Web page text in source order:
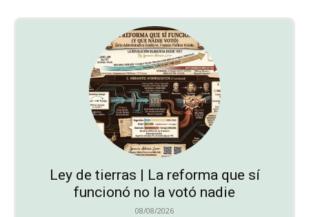
Ley de tierras | La reforma que sí
funcionó no la votó nadie
08/08/2026